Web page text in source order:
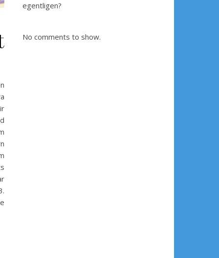
egentligen?
No comments to show.